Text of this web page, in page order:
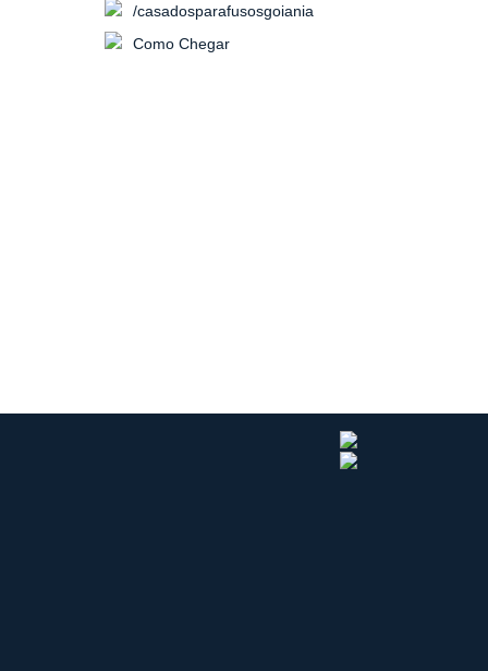
/casadosparafusosgoiania
Como Chegar